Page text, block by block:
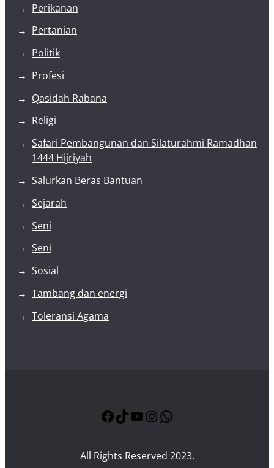
Perikanan
Pertanian
Politik
Profesi
Qasidah Rabana
Religi
Safari Pembangunan dan Silaturahmi Ramadhan
1444 Hijriyah
Salurkan Beras Bantuan
Sejarah
Seni
Seni
Sosial
Tambang dan energi
Toleransi Agama
Facebook
TikTok
YouTube
Instagram
WhatsApp
All Rights Reserved 2023.